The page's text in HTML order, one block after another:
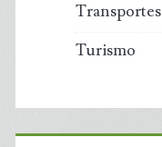
Transportes
Turismo